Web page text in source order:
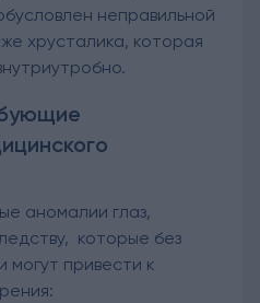
неправильной
хрусталика, которая
аномалии глаз,
которые без
привести к